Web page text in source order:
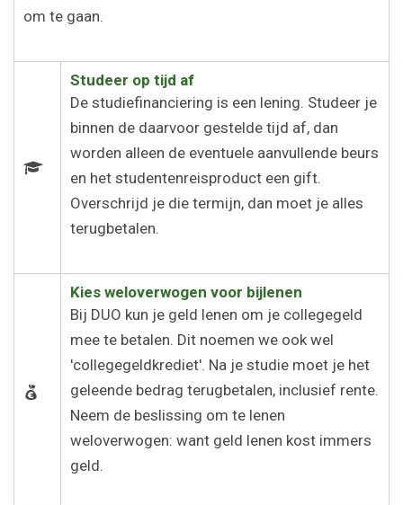
om te gaan.
Studeer op tijd af
De studiefinanciering is een lening. Studeer je
binnen de daarvoor gestelde tijd af, dan
worden alleen de eventuele aanvullende beurs
en het studentenreisproduct een gift.
Overschrijd je die termijn, dan moet je alles
terugbetalen.
Kies weloverwogen voor bijlenen
Bij DUO kun je geld lenen om je collegegeld
mee te betalen. Dit noemen we ook wel
'collegegeldkrediet'. Na je studie moet je het
geleende bedrag terugbetalen, inclusief rente.
Neem de beslissing om te lenen
weloverwogen: want geld lenen kost immers
geld.